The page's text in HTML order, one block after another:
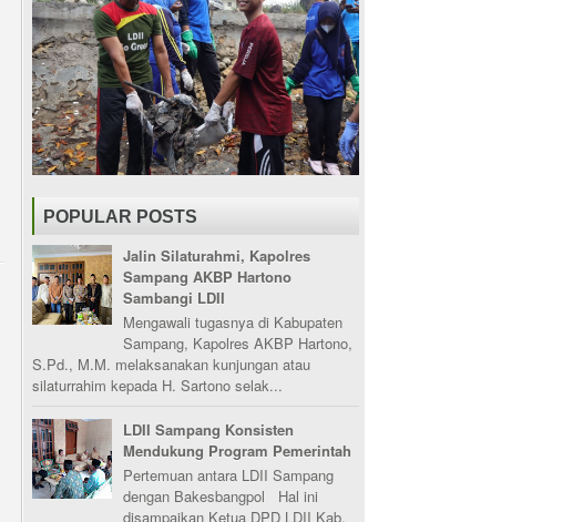
POPULAR POSTS
Jalin Silaturahmi, Kapolres
Sampang AKBP Hartono
Sambangi LDII
Mengawali tugasnya di Kabupaten
Sampang, Kapolres AKBP Hartono,
S.Pd., M.M. melaksanakan kunjungan atau
silaturrahim kepada H. Sartono selak...
LDII Sampang Konsisten
Mendukung Program Pemerintah
Pertemuan antara LDII Sampang
dengan Bakesbangpol Hal ini
disampaikan Ketua DPD LDII Kab.